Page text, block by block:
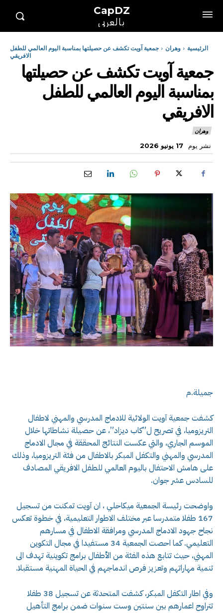
CapDZ
بالعربي
الرئيسية وهران
جمعية آويت تكشف عن حصيلتها بمناسبة اليوم العالمي للطفل
الافريقي
جمعية آويت تكشف عن حصيلتها
بمناسبة اليوم العالمي للطفل
الافريقي
وهران
نشر يوم 17 يونيو 2026
جميلة.م
كشفت جمعية آويت الولائية للادماج المدرسي والمهني لاطفال
التريزوميا، في تصريح ل”كاب ديزاد”، عن حصيلة نشاطاتها خلال
الموسم الجاري، والتي عكست النتائج المحققة في مجال الادماج
المدرسي والمهني والتكفل المبكر بالاطفال من فئة التريزوميا، وذلك
على هامش الاحتفال باليوم العالمي للطفل الافريقي المصادف
للسادس عشر جوان.
واوضحت رئيسة الجمعية ميكاحلي ، ان آويت تمكنت من تسجيل
167 طفلا متمدرسا عبر مختلف الاطوار التعليمية، في خطوة تعكس
نجاح جهود الادماج المدرسي ومرافقة الاطفال في مسارهم
التعليمي. كما احصت الجمعية 34 مستفيدا في مجال التكوين
المهني، حيث تتابع هذه الفئة من الأطفال برامج تكوينية تهدف الى
تنمية مهاراتهم وتعزيز فرص اندماجهم في الحياة المهنية مستقبلا.
وفي اطار التكفل المبكر، كشفت المتحدثة عن تسجيل 38 طفلا
تتراوح اعمارهم بين سنتين وست سنوات ضمن برامج التأهيل